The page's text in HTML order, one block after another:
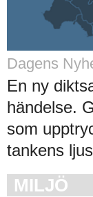
Dagens
En ny
händelse.
som
tankens
MILJÖ